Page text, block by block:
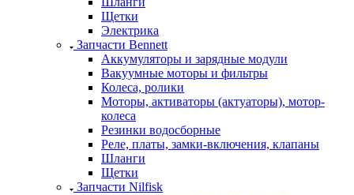
Щетки
Электрика
Запчасти Bennett
Аккумуляторы и зарядные модули
Вакуумные моторы и фильтры
Колеса, ролики
Моторы, активаторы (актуаторы), мотор-
колеса
Резинки водосборные
Реле, платы, замки-включения, клапаны
Шланги
Щетки
Запчасти Nilfisk